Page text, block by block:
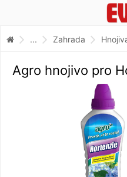
... Zahrada
Agro hnojivo pro